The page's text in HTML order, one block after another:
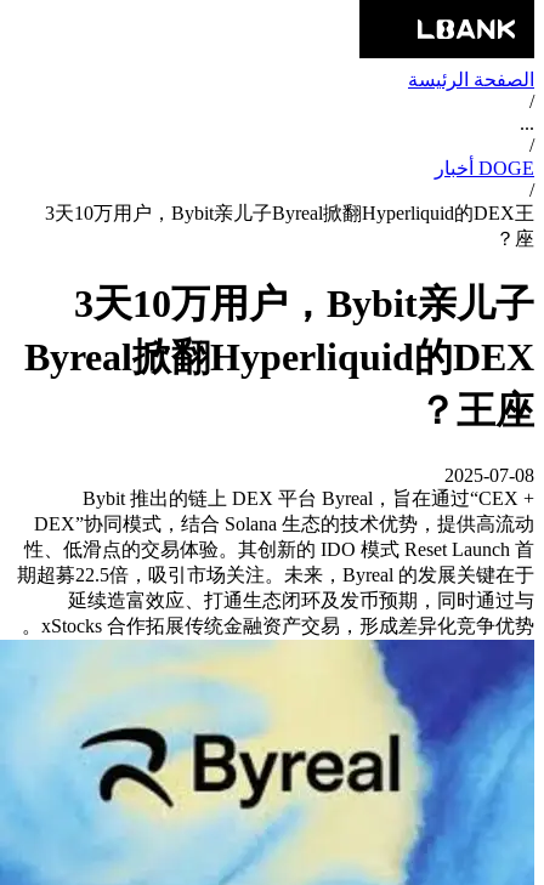
الصفحة الرئيسة
/
...
/
DOGE أخبار
/
3天10万用户，Bybit亲儿子Byreal掀翻Hyperliquid的DEX王
座？
3天10万用户，Bybit亲儿子
Byreal掀翻Hyperliquid的DEX
王座？
2025-07-08
Bybit 推出的链上 DEX 平台 Byreal，旨在通过“CEX +
DEX”协同模式，结合 Solana 生态的技术优势，提供高流动
性、低滑点的交易体验。其创新的 IDO 模式 Reset Launch 首
期超募22.5倍，吸引市场关注。未来，Byreal 的发展关键在于
延续造富效应、打通生态闭环及发币预期，同时通过与
xStocks 合作拓展传统金融资产交易，形成差异化竞争优势。